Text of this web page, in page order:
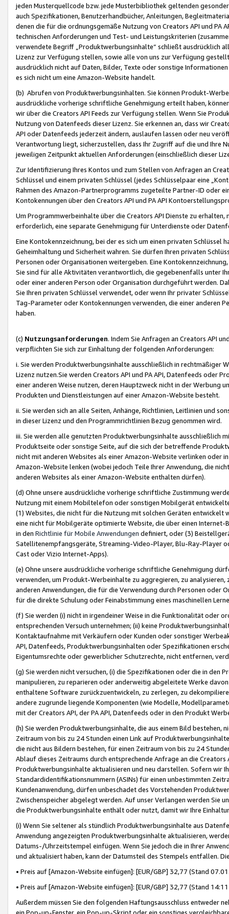
jeden Musterquellcode bzw. jede Musterbibliothek geltenden
auch Spezifikationen, Benutzerhandbücher, Anleitungen,
denen die für die ordnungsgemäße Nutzung von Creators API und PA
technischen Anforderungen und Test- und Leistungskriterien
verwendete Begriff „Produktwerbungsinhalte“ schließt ausdrücklich
Lizenz zur Verfügung stellen, sowie alle von uns zur Verfügung
ausdrücklich nicht auf Daten, Bilder, Texte oder sonstige
es sich nicht um eine Amazon-Website handelt.
(b) Abrufen von Produktwerbungsinhalten. Sie können Produkt-
ausdrückliche vorherige schriftliche Genehmigung erteilt haben,
wir über die Creators API Feeds zur Verfügung stellen. Wenn Sie
Nutzung von Datenfeeds dieser Lizenz. Sie erkennen an, dass wir
API oder Datenfeeds jederzeit ändern, auslaufen lassen oder neu
Verantwortung liegt, sicherzustellen, dass Ihr Zugriff auf die und Ihre
jeweiligen Zeitpunkt aktuellen Anforderungen (einschließlich dieser
Zur Identifizierung Ihres Kontos und zum Stellen von Anfragen an
Schlüssel und einem privaten Schlüssel (jedes Schlüsselpaar eine
Rahmen des Amazon-Partnerprogramms zugeteilte Partner-ID oder
Kontokennungen über den Creators API und PA API
Um Programmwerbeinhalte über die Creators API Dienste zu
erforderlich, eine separate Genehmigung für Unterdienste oder
Eine Kontokennzeichnung, bei der es sich um einen privaten
Geheimhaltung und Sicherheit wahren. Sie dürfen Ihren privaten
Personen oder Organisationen weitergeben. Eine
Sie sind für alle Aktivitäten verantwortlich, die gegebenenfalls unter
oder einer anderen Person oder Organisation durchgeführt werden.
Sie Ihren privaten Schlüssel verwendet, oder wenn Ihr privater
Tag-Parameter oder Kontokennungen verwenden, die einer anderen
haben.
(c) Nutzungsanforderungen. Indem Sie Anfragen an Creators API
verpflichten Sie sich zur Einhaltung der folgenden Anforderungen:
i. Sie werden Produktwerbungsinhalte ausschließlich in rechtmäßiger
Lizenz nutzen.Sie werden Creators API und PA API, Datenfeeds oder
einer anderen Weise nutzen, deren Hauptzweck nicht in der Werbung
Produkten und Dienstleistungen auf einer Amazon-Website besteht.
ii. Sie werden sich an alle Seiten, Anhänge, Richtlinien, Leitlinien und
in dieser Lizenz und den Programmrichtlinien Bezug genommen wird.
iii. Sie werden alle genutzten Produktwerbungsinhalte ausschließlich
Produktseite oder sonstige Seite, auf die sich der betreffende
nicht mit anderen Websites als einer Amazon-Website verlinken oder
Amazon-Website lenken (wobei jedoch Teile Ihrer Anwendung, die
anderen Websites als einer Amazon-Website enthalten dürfen).
(d) Ohne unsere ausdrückliche vorherige schriftliche Zustimmung
Nutzung mit einem Mobiltelefon oder sonstigen Mobilgerät
(1) Websites, die nicht für die Nutzung mit solchen Geräten
eine nicht für Mobilgeräte optimierte Website, die über einen
in den Richtlinie für Mobile Anwendungen definiert, oder (3)
Satellitenempfangsgeräte, Streaming-Video-Player, Blu-Ray-Player
Cast oder Vizio Internet-Apps).
(e) Ohne unsere ausdrückliche vorherige schriftliche Genehmigung
verwenden, um Produkt-Werbeinhalte zu aggregieren, zu
anderen Anwendungen, die für die Verwendung durch Personen
für die direkte Schulung oder Feinabstimmung eines maschinellen
(f) Sie werden (i) nicht in irgendeiner Weise in die Funktionalität oder
entsprechenden Versuch unternehmen; (ii) keine
Kontaktaufnahme mit Verkäufern oder Kunden oder sonstiger
API, Datenfeeds, Produktwerbungsinhalten oder Spezifikationen
Eigentumsrechte oder gewerblicher Schutzrechte, nicht entfernen,
(g) Sie werden nicht versuchen, (i) die Spezifikationen oder die in
manipulieren, zu reparieren oder anderweitig abgeleitete Werke
enthaltene Software zurückzuentwickeln, zu zerlegen, zu
andere zugrunde liegende Komponenten (wie Modelle,
mit der Creators API, der PA API, Datenfeeds oder in den Produkt
(h) Sie werden Produktwerbungsinhalte, die aus einem Bild bestehen,
Zeitraum von bis zu 24 Stunden einen Link auf
die nicht aus Bildern bestehen, für einen Zeitraum von bis zu 24
Ablauf dieses Zeitraums durch entsprechende Anfrage an die
Produktwerbungsinhalte aktualisieren und neu darstellen. Sofern wir
Standardidentifikationsnummern (ASINs) für einen unbestimmten
Kundenanwendung, dürfen unbeschadet des Vorstehenden
Zwischenspeicher abgelegt werden. Auf unser Verlangen werden Sie
die Produktwerbungsinhalte enthält oder nutzt, damit wir Ihre
(i) Wenn Sie seltener als stündlich Produktwerbungsinhalte aus
Anwendung angezeigten Produktwerbungsinhalte aktualisieren,
Datums-/Uhrzeitstempel einfügen. Wenn Sie jedoch die in Ihrer
und aktualisiert haben, kann der Datumsteil des Stempels entfallen.
• Preis auf [Amazon-Website einfügen]: [EUR/GBP] 32,77 (Stand
• Preis auf [Amazon-Website einfügen]: [EUR/GBP] 32,77 (Stand
Außerdem müssen Sie den folgenden Haftungsausschluss entweder
ein Pop-up-Fenster, ein Pop-up-Skript oder ein sonstiges